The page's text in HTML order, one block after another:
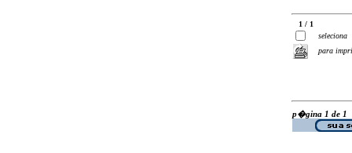
1 / 1
seleciona
para
p�gina 1 de 1